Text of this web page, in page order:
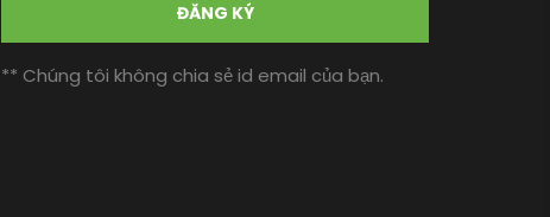
ĐĂNG KÝ
** Chúng tôi không chia sẻ id email của bạn.